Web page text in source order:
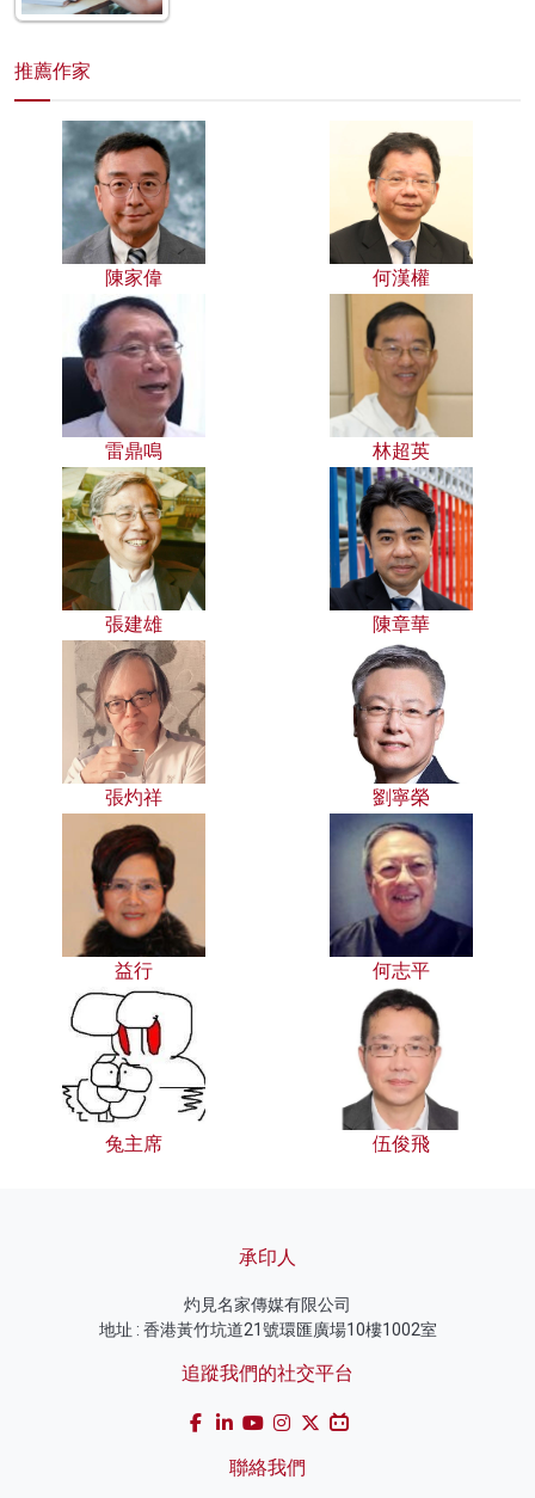
推薦作家
陳家偉 何漢權
雷鼎鳴 林超英
張建雄 陳章華
張灼祥 劉寧榮
益行 何志平
兔主席 伍俊飛
承印人
灼見名家傳媒有限公司
地址 : 香港黃竹坑道21號環匯廣場10樓1002室
追蹤我們的社交平台
聯絡我們